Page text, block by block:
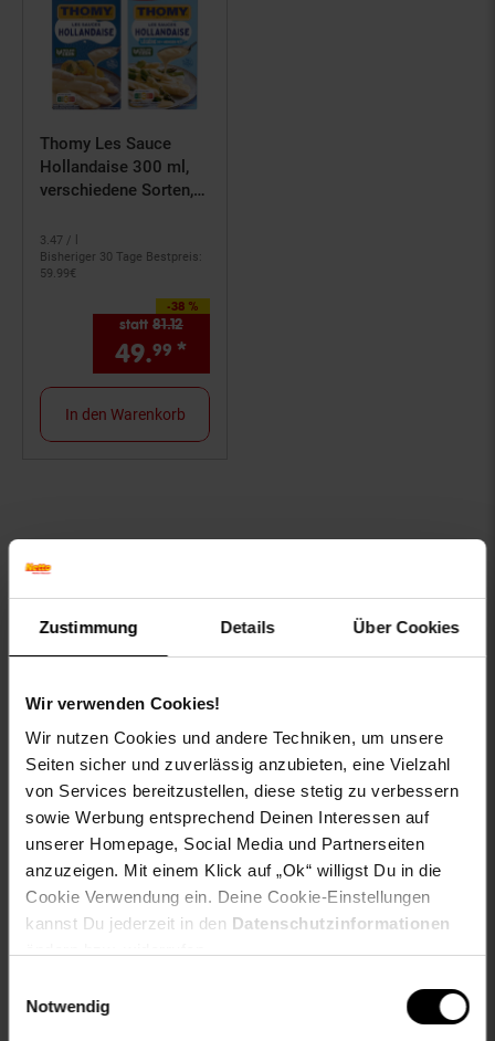
Zustimmung Details Über Cookies
Wir verwenden Cookies!
Wir nutzen Cookies und andere Techniken, um unsere
Seiten sicher und zuverlässig anzubieten, eine Vielzahl
von Services bereitzustellen, diese stetig zu verbessern
sowie Werbung entsprechend Deinen Interessen auf
unserer Homepage, Social Media und Partnerseiten
anzuzeigen. Mit einem Klick auf „Ok“ willigst Du in die
Cookie Verwendung ein. Deine Cookie-Einstellungen
kannst Du jederzeit in den Datenschutzinformationen
Notwendig
Thomy Les Sauce
Hollandaise 300 ml,
verschiedene Sorten,
3.47 / l
Bisheriger 30 Tage Bestpreis:
59.99€
-38 %
Sie Sparen 38 Prozent,
statt 81.12
49.99 *
In den Warenkorb
Fußzeile
Netto Reisen TV-Shop Weinwelt
Rezeptwelt NettoKOM Karriere
dir einen 15 €**-Gutschein!
Gutschein